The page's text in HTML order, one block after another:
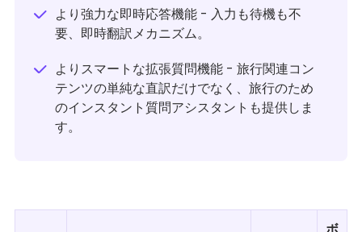
より強力な即時応答機能 - 入力も待機も不
要、即時翻訳メカニズム。
よりスマートな拡張質問機能 - 旅行関連コン
テンツの単純な直訳だけでなく、旅行のため
のインスタント質問アシスタントも提供しま
す。